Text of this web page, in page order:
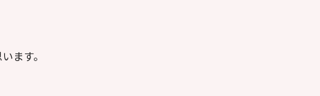
ます。